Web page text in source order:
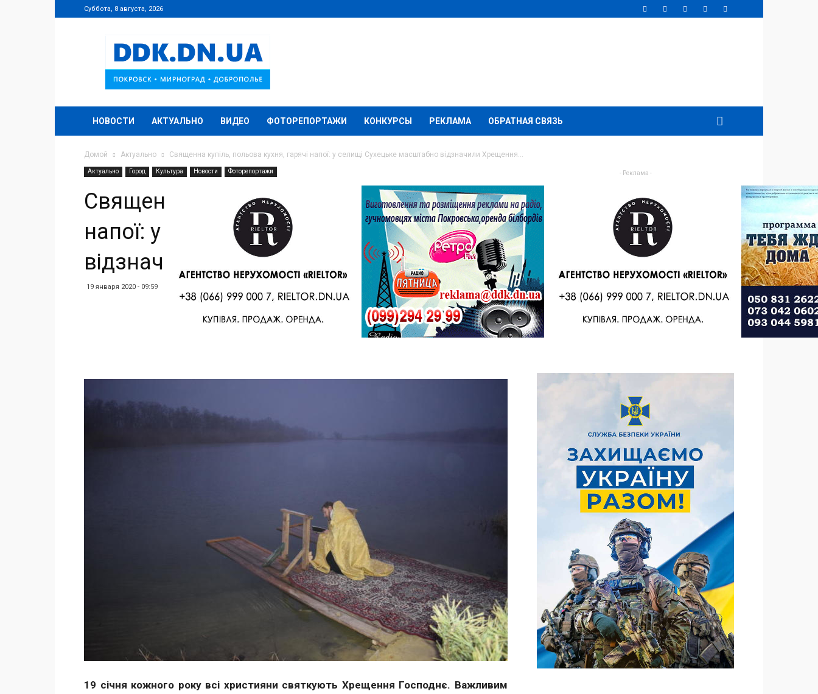
Суббота, 8 августа, 2026
DDK.DN.UA
НОВОСТИ АКТУАЛЬНО ВИДЕО ФОТОРЕПОРТАЖИ КОНКУРСЫ РЕКЛАМА ОБРАТНАЯ СВЯЗЬ
Домой Актуально Священна купіль, польова кухня, гарячі напої: у селищі Сухецьке масштабно відзначили Хрещення...
Актуально Город Культура Новости Фоторепортажи
Священна купіль, польова кухня, гарячі
напої: у селищі Сухецьке масштабно
відзначили Хрещення Господнє
19 января 2020 - 09:59
19 січня кожного року всi християни святкують Хрещення Господнє. Важливим
- Реклама -